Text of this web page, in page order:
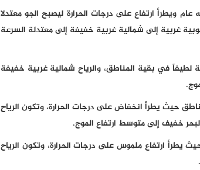
ويطرأ ارتفاع على درجات الحرارة ليصبح الجو معتدلا
غربية إلى شمالية غربية خفيفة إلى معتدلة السرعة
لطيفاً في بقية المناطق، والرياح شمالية غربية خفيفة
حيث يطرأ انخفاض على درجات الحرارة، وتكون الرياح
خفيف إلى متوسط ارتفاع الموج.
يطرأ ارتفاع ملموس على درجات الحرارة، وتكون الرياح